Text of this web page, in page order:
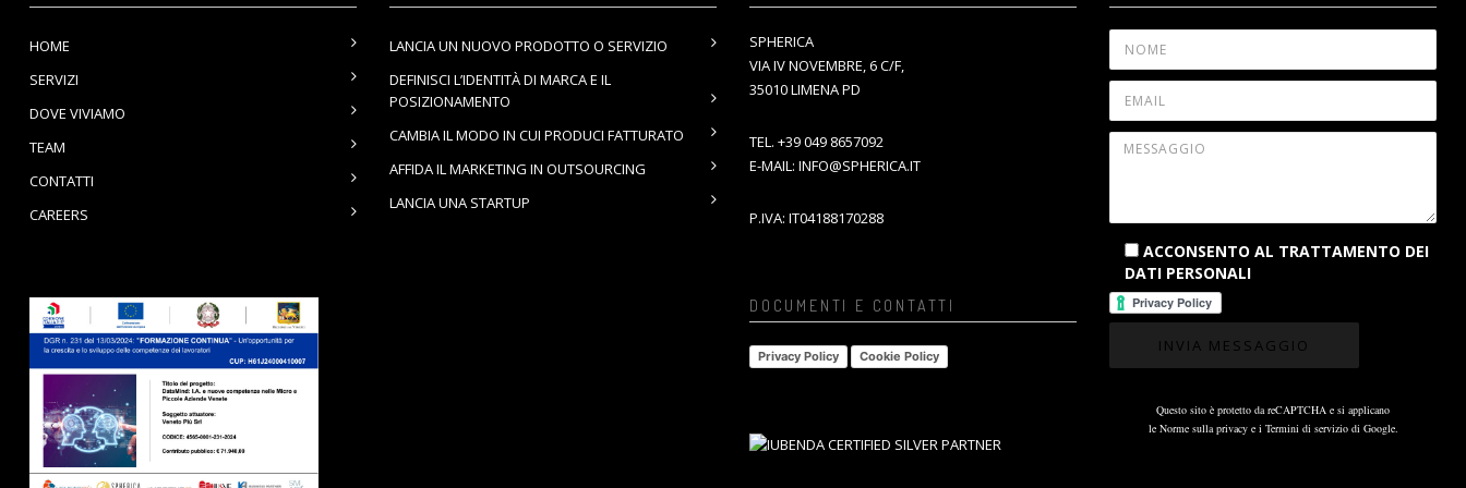
HOME
SERVIZI
DOVE VIVIAMO
TEAM
CONTATTI
CAREERS
LANCIA UN NUOVO PRODOTTO O SERVIZIO
DEFINISCI L’IDENTITÀ DI MARCA E IL
POSIZIONAMENTO
CAMBIA IL MODO IN CUI PRODUCI FATTURATO
AFFIDA IL MARKETING IN OUTSOURCING
LANCIA UNA STARTUP
SPHERICA
VIA IV NOVEMBRE, 6 C/F,
35010 LIMENA PD
TEL. +39 049 8657092
E-MAIL: INFO@SPHERICA.IT
P.IVA: IT04188170288
DOCUMENTI E CONTATTI
Privacy Policy Cookie Policy
ACCONSENTO AL TRATTAMENTO DEI
DATI PERSONALI
Questo sito è protetto da reCAPTCHA e si applicano
le Norme sulla privacye i Termini di serviziodi Google.